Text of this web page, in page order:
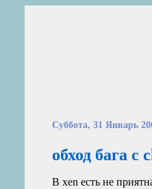
Суббота, 31 Январь
обход бага с
В xen есть не